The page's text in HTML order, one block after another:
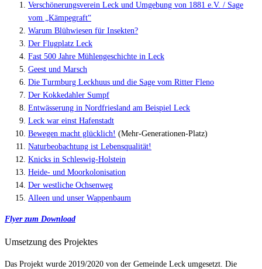
Verschönerungsverein Leck und Umgebung von 1881 e.V. / Sage
vom „Kämpegraft“
Warum Blühwiesen für Insekten?
Der Flugplatz Leck
Fast 500 Jahre Mühlengeschichte in Leck
Geest und Marsch
Die Turmburg Leckhuus und die Sage vom Ritter Fleno
Der Kokkedahler Sumpf
Entwässerung in Nordfriesland am Beispiel Leck
Leck war einst Hafenstadt
Bewegen macht glücklich! (Mehr-Generationen-Platz)
Naturbeobachtung ist Lebensqualität!
Knicks in Schleswig-Holstein
Heide- und Moorkolonisation
Der westliche Ochsenweg
Alleen und unser Wappenbaum
Flyer zum Download
Umsetzung des Projektes
Das Projekt wurde 2019/2020 von der Gemeinde Leck umgesetzt. Die